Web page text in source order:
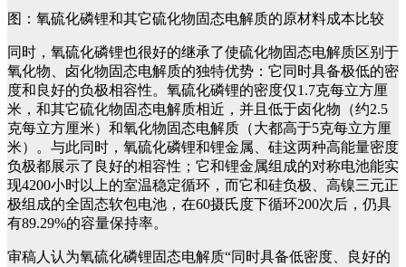
图：氧硫化磷锂和其它硫化物固态电解质的原材料成本比较
同时，氧硫化磷锂也很好的继承了使硫化物固态电解质区别于
氧化物、卤化物固态电解质的独特优势：它同时具备极低的密
度和良好的负极相容性。氧硫化磷锂的密度仅1.7克每立方厘
米，和其它硫化物固态电解质相近，并且低于卤化物（约2.5
克每立方厘米）和氧化物固态电解质（大都高于5克每立方厘
米）。与此同时，氧硫化磷锂和锂金属、硅这两种高能量密度
负极都展示了良好的相容性；它和锂金属组成的对称电池能实
现4200小时以上的室温稳定循环，而它和硅负极、高镍三元正
极组成的全固态软包电池，在60摄氏度下循环200次后，仍具
有89.29%的容量保持率。
审稿人认为氧硫化磷锂固态电解质“同时具备低密度、良好的